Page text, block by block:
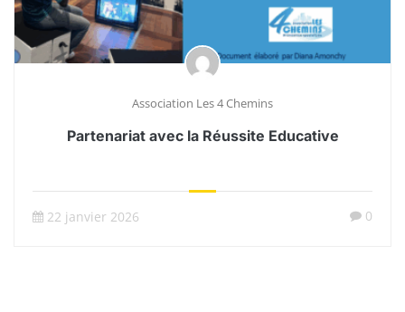
Association Les 4 Chemins
Partenariat avec la Réussite Educative
22 janvier 2026 0